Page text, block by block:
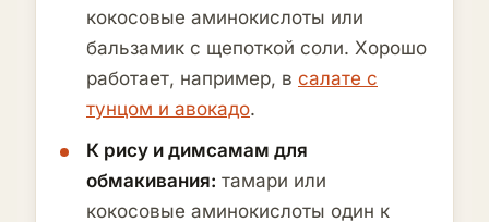
кокосовые аминокислоты или
бальзамик с щепоткой соли. Хорошо
работает, например, в салате с
тунцом и авокадо.
К рису и димсамам для
обмакивания: тамари или
кокосовые аминокислоты один к